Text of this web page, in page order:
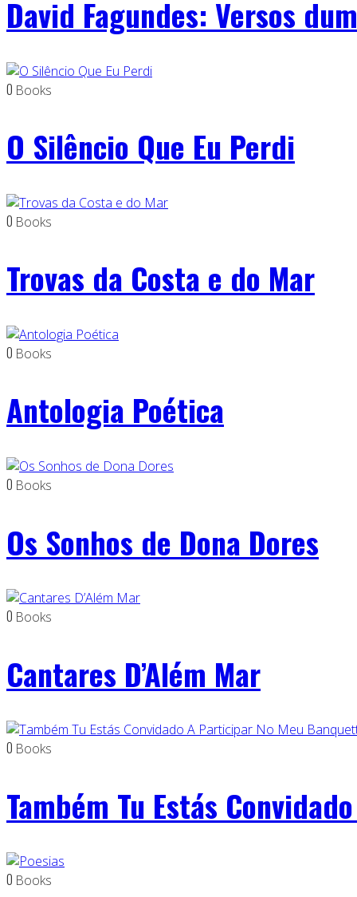
David Fagundes: Versos
0 Books
O Silêncio Que Eu Perdi
0 Books
Trovas da Costa e do Mar
0 Books
Antologia Poética
0 Books
Os Sonhos de Dona Dores
0 Books
Cantares D’Além Mar
0 Books
Também Tu Estás
0 Books